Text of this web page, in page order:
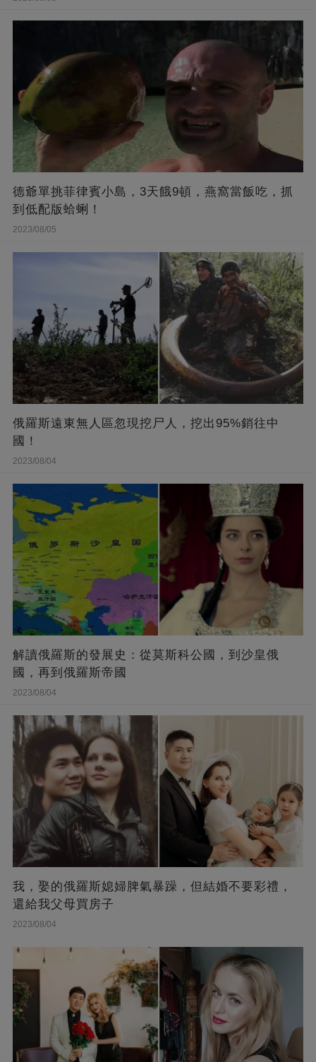
德爺單挑菲律賓小島，3天餓9頓，燕窩當飯吃，抓
到低配版蛤蜊！
2023/08/05
俄羅斯遠東無人區忽現挖尸人，挖出95%銷往中
國！
2023/08/04
解讀俄羅斯的發展史：從莫斯科公國，到沙皇俄
國，再到俄羅斯帝國
2023/08/04
我，娶的俄羅斯媳婦脾氣暴躁，但結婚不要彩禮，
還給我父母買房子
2023/08/04